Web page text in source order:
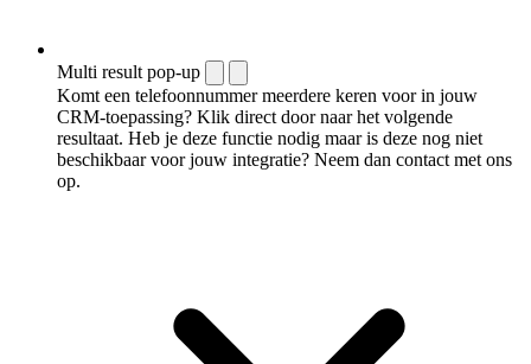
Multi result pop-up
Komt een telefoonnummer meerdere keren voor in jouw
CRM-toepassing? Klik direct door naar het volgende
resultaat. Heb je deze functie nodig maar is deze nog niet
beschikbaar voor jouw integratie? Neem dan contact met ons
op.